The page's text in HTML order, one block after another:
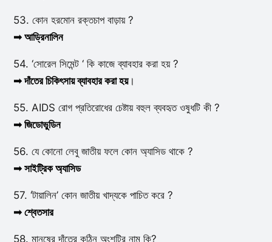
53. কোন হরমোন রক্তচাপ বাড়ায় ?
➟ আড্রিনালিন
54. ‘সোরেল সিমেন্ট ‘ কি কাজে ব্যাবহার করা হয় ?
➟ দাঁতের চিকিৎসায় ব্যাবহার করা হয়।
55. AIDS রোগ প্রতিরোধের চেষ্টায় বহুল ব্যবহৃত ওষুধটি কী ?
➟ জিডোভুডিন
56. যে কোনো লেবু জাতীয় ফলে কোন অ্যাসিড থাকে ?
➟ সাইট্রিক অ্যাসিড
57. ‘টায়ালিন’ কোন জাতীয় খাদ্যকে পাচিত করে ?
➟ শ্বেতসার
58. মানুষের দাঁতের কঠিন অংশটির নাম কি?